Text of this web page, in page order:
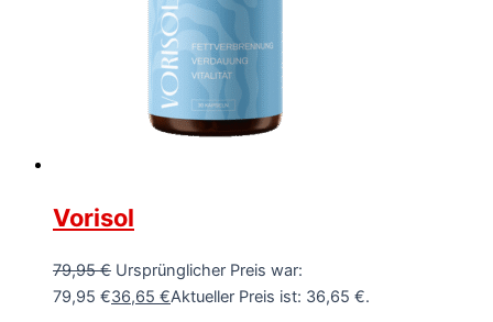
Vorisol
79,95€ Ursprünglicher Preis war:
79,95 €36,65 €Aktueller Preis ist: 36,65 €.